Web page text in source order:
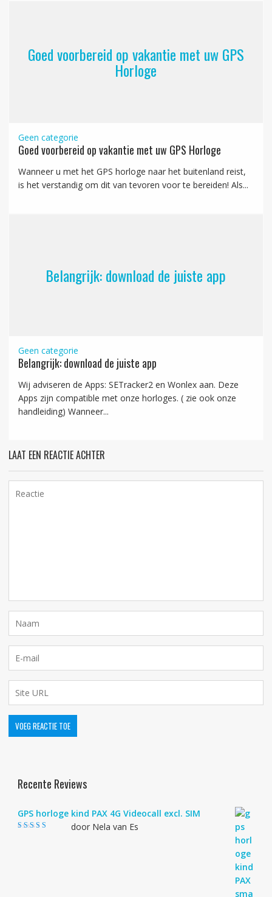
Goed voorbereid op vakantie met uw GPS
Horloge
Geen categorie
Goed voorbereid op vakantie met uw GPS Horloge
Wanneer u met het GPS horloge naar het buitenland reist,
is het verstandig om dit van tevoren voor te bereiden! Als...
Belangrijk: download de juiste app
Geen categorie
Belangrijk: download de juiste app
Wij adviseren de Apps: SETracker2 en Wonlex aan. Deze
Apps zijn compatible met onze horloges. ( zie ook onze
handleiding) Wanneer...
LAAT EEN REACTIE ACHTER
Recente Reviews
GPS horloge kind PAX 4G Videocall excl. SIM
door Nela van Es